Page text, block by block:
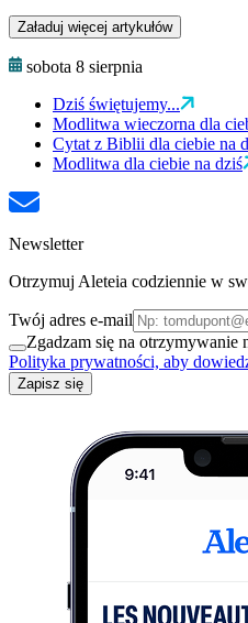
Załaduj więcej artykułów
sobota 8 sierpnia
Dziś świętujemy...
Modlitwa wieczorna dla
Cytat z Biblii dla ciebie na
Modlitwa dla ciebie na dziś
Newsletter
Otrzymuj Aleteia codziennie w
Twój adres e-mail
Zgadzam się na otrzymywanie
Polityka prywatności, aby
Zapisz się